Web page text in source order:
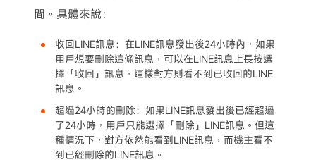
間。具體來說：
收回LINE訊息：在LINE訊息發出後24小時內，如果
用戶想要刪除這條訊息，可以在LINE訊息上長按選
擇「收回」訊息，這樣對方則看不到已收回的LINE
訊息。
超過24小時的刪除：如果LINE訊息發出後已經超過
了24小時，用戶只能選擇「刪除」LINE訊息。但這
種情況下，對方依然能看到LINE訊息，而機主看不
到已經刪除的LINE訊息。